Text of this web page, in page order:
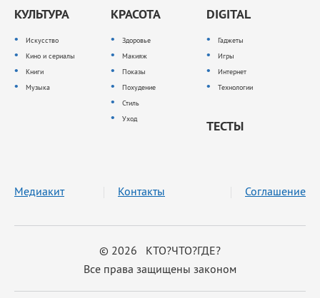
КУЛЬТУРА
Искусство
Кино и сериалы
Книги
Музыка
КРАСОТА
Здоровье
Макияж
Показы
Похудение
Стиль
Уход
DIGITAL
Гаджеты
Игры
Интернет
Технологии
ТЕСТЫ
© 2026 КТО?ЧТО?ГДЕ?
Все права защищены законом
Медиакит Контакты Соглашение